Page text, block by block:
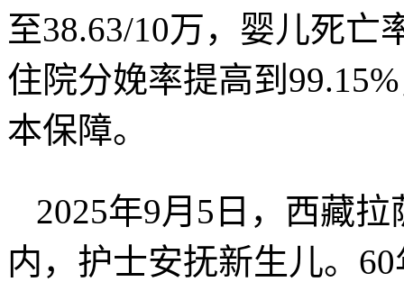
至38.63/10万，婴儿死
住院分娩率提高到
本保障。
2025年9月5日，西藏
内，护士安抚新生儿。